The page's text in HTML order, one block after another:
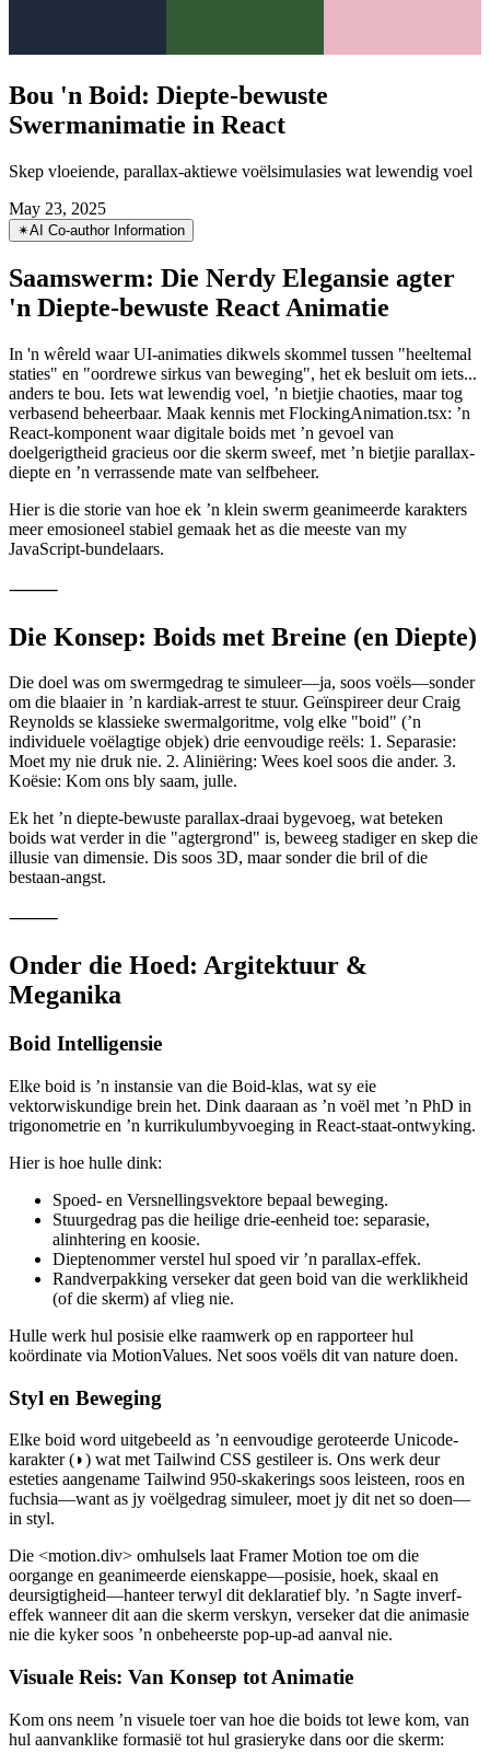
Swermanimatie in React
Skep vloeiende, parallax-aktiewe voëlsimulasies wat lewendig voel
May 23, 2025
✴︎AI Co-author Information
'n Diepte-bewuste React Animatie
In 'n wêreld waar UI-animaties dikwels skommel tussen "heeltemal
staties" en "oordrewe sirkus van beweging", het ek besluit om iets...
anders te bou. Iets wat lewendig voel, ’n bietjie chaoties, maar tog
verbasend beheerbaar. Maak kennis met FlockingAnimation.tsx: ’n
doelgerigtheid gracieus oor die skerm sweef, met ’n bietjie parallax-
diepte en ’n verrassende mate van selfbeheer.
meer emosioneel stabiel gemaak het as die meeste van my
⸻
Die Konsep: Boids met Breine (en Diepte)
Die doel was om swermgedrag te simuleer—ja, soos voëls—sonder
om die blaaier in ’n kardiak-arrest te stuur. Geïnspireer deur Craig
Reynolds se klassieke swermalgoritme, volg elke "boid" (’n
Moet my nie druk nie. 2. Aliniëring: Wees koel soos die ander. 3.
Koësie: Kom ons bly saam, julle.
Ek het ’n diepte-bewuste parallax-draai bygevoeg, wat beteken
illusie van dimensie. Dis soos 3D, maar sonder die bril of die
⸻
Meganika
Boid Intelligensie
vektorwiskundige brein het. Dink daaraan as ’n voël met ’n PhD in
Hier is hoe hulle dink:
Spoed- en Versnellingsvektore bepaal beweging.
Stuurgedrag pas die heilige drie-eenheid toe: separasie,
alinhtering en koosie.
Randverpakking verseker dat geen boid van die werklikheid
(of die skerm) af vlieg nie.
Hulle werk hul posisie elke raamwerk op en rapporteer hul
Styl en Beweging
Elke boid word uitgebeeld as ’n eenvoudige geroteerde Unicode-
karakter (◗) wat met Tailwind CSS gestileer is. Ons werk deur
fuchsia—want as jy voëlgedrag simuleer, moet jy dit net so doen—
in styl.
Die <motion.div> omhulsels laat Framer Motion toe om die
oorgange en geanimeerde eienskappe—posisie, hoek, skaal en
effek wanneer dit aan die skerm verskyn, verseker dat die animasie
Visuale Reis: Van Konsep tot Animatie